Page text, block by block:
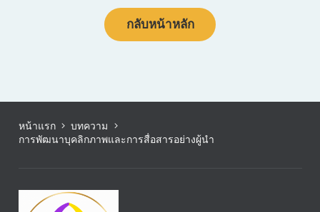
กลับหน้าหลัก
หน้าแรก
บทความ
การพัฒนาบุคลิกภาพและการสื่อสารอย่างผู้นำ